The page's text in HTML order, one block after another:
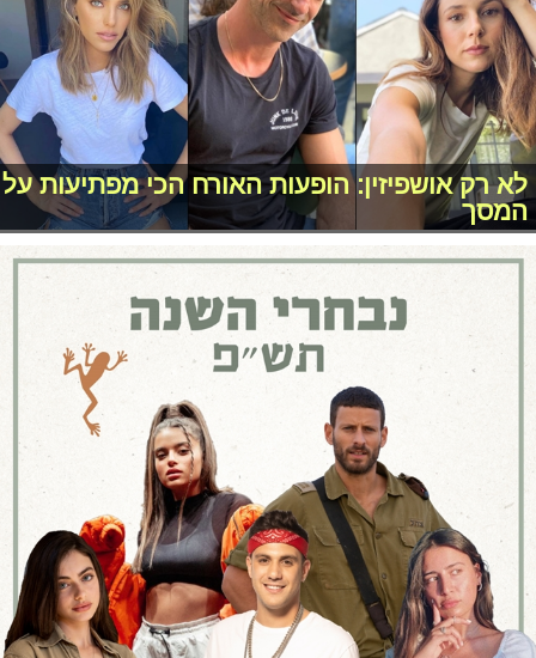
לא רק אושפיזין: הופעות האורח הכי מפתיעות על
המסך